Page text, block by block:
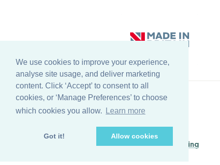
We use cookies to improve your experience,
analyse site usage, and deliver marketing
content. Click ‘Accept’ to consent to all
cookies, or ‘Manage Preferences’ to choose
which cookies you allow.
Learn more
Got it! Allow cookies
© Copyright Farleygreene Limited2026
Volver al principio
Managed byWaypoint Digital Marketing